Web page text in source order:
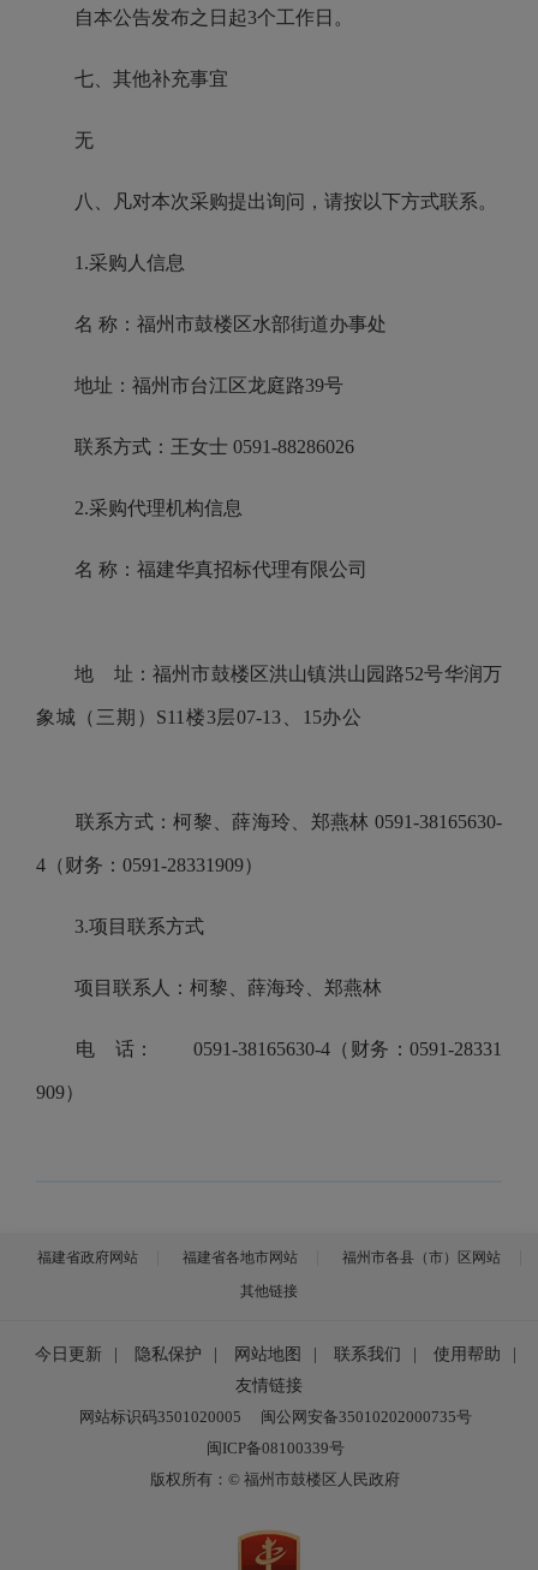
自本公告发布之日起3个工作日。
七、其他补充事宜
无
八、凡对本次采购提出询问，请按以下方式联系。
1.采购人信息
名 称：福州市鼓楼区水部街道办事处
地址：福州市台江区龙庭路39号
联系方式：王女士 0591-88286026
2.采购代理机构信息
名 称：福建华真招标代理有限公司
地 址：福州市鼓楼区洪山镇洪山园路52号华润万
象城（三期）S11楼3层07-13、15办公
联系方式：柯黎、薛海玲、郑燕林 0591-38165630-
4（财务：0591-28331909）
3.项目联系方式
项目联系人：柯黎、薛海玲、郑燕林
电 话： 0591-38165630-4 （财务：0591-28331
909）
福建省政府网站 福建省各地市网站
福州市各县（市）区网站
其他链接
今日更新 隐私保护 网站地图 联系我们 使用帮助
友情链接
网站标识码3501020005
闽公网安备35010202000735号
闽ICP备08100339号
版权所有：© 福州市鼓楼区人民政府